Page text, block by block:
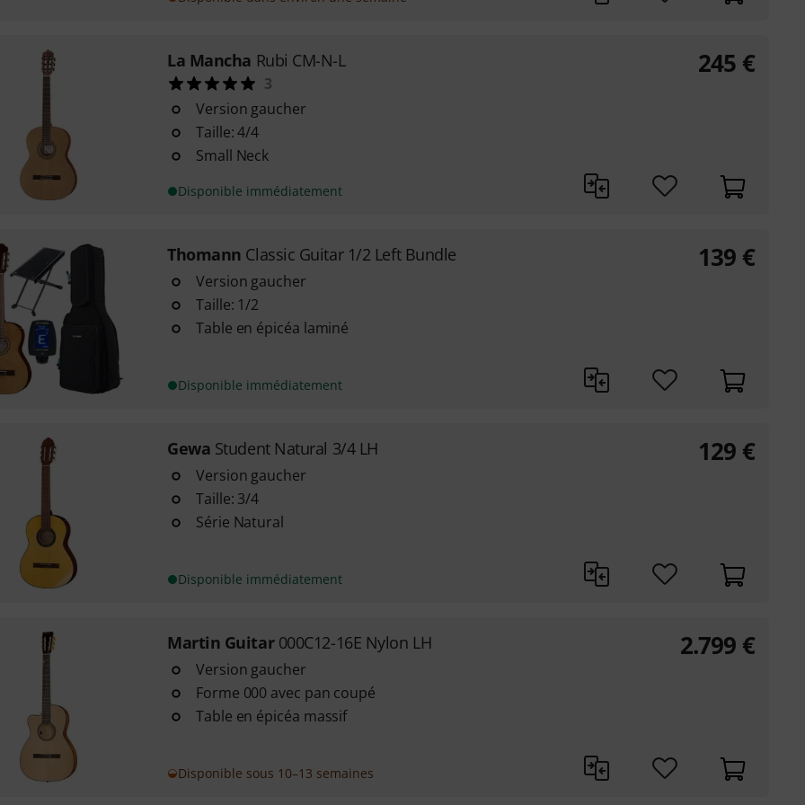
La Mancha Rubi CM-N-L
3
Version gaucher
Taille: 4/4
Small Neck
Disponible immédiatement
245 €
Thomann Classic Guitar 1/2 Left Bundle
Version gaucher
Taille: 1/2
Table en épicéa laminé
Disponible immédiatement
139 €
Gewa Student Natural 3/4 LH
Version gaucher
Taille: 3/4
Série Natural
Disponible immédiatement
129 €
Martin Guitar 000C12-16E Nylon LH
Version gaucher
Forme 000 avec pan coupé
Table en épicéa massif
Disponible sous 10–13 semaines
2.799 €